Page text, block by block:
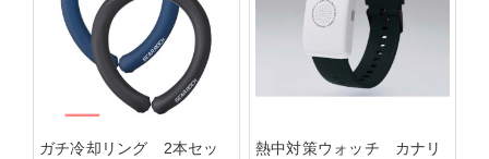
ガチ冷却リング 2本セッ
熱中対策ウォッチ カナリ